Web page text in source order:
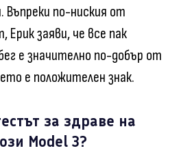
по-ниския от
Ерик заяви, че все пак
е значително по-добър от
е положителен знак.
за здраве на
Model 3?